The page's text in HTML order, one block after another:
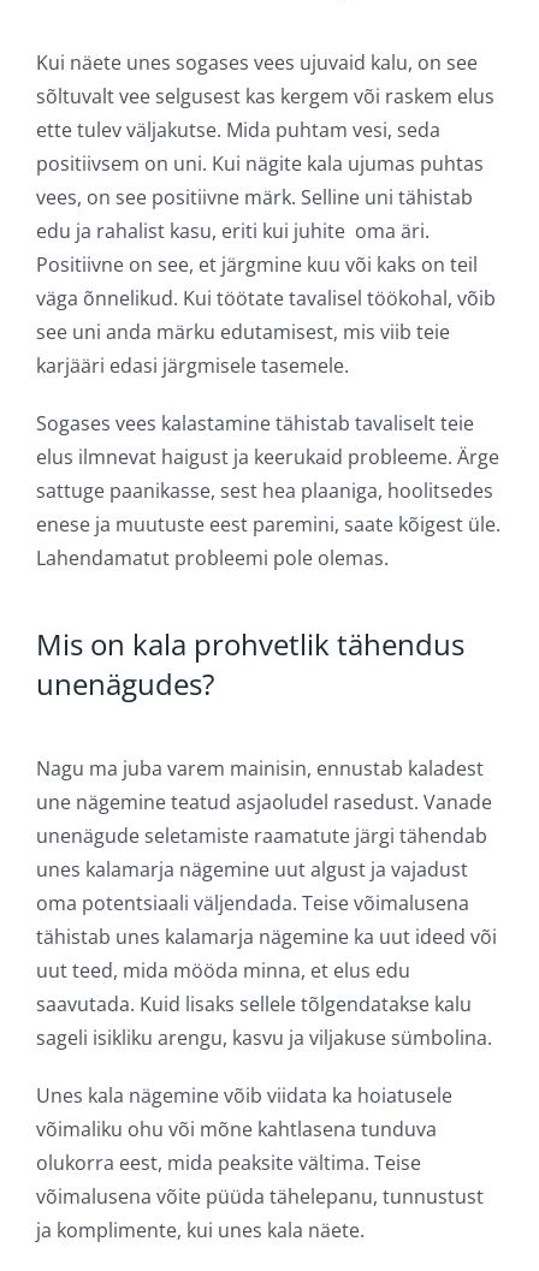
Kui näete unes sogases vees ujuvaid kalu, on see
sõltuvalt vee selgusest kas kergem või raskem elus
ette tulev väljakutse. Mida puhtam vesi, seda
positiivsem on uni. Kui nägite kala ujumas puhtas
vees, on see positiivne märk. Selline uni tähistab
edu ja rahalist kasu, eriti kui juhite oma äri.
Positiivne on see, et järgmine kuu või kaks on teil
väga õnnelikud. Kui töötate tavalisel töökohal, võib
see uni anda märku edutamisest, mis viib teie
karjääri edasi järgmisele tasemele.
Sogases vees kalastamine tähistab tavaliselt teie
elus ilmnevat haigust ja keerukaid probleeme. Ärge
sattuge paanikasse, sest hea plaaniga, hoolitsedes
enese ja muutuste eest paremini, saate kõigest üle.
Lahendamatut probleemi pole olemas.
Mis on kala prohvetlik tähendus
unenägudes?
Nagu ma juba varem mainisin, ennustab kaladest
une nägemine teatud asjaoludel rasedust. Vanade
unenägude seletamiste raamatute järgi tähendab
unes kalamarja nägemine uut algust ja vajadust
oma potentsiaali väljendada. Teise võimalusena
tähistab unes kalamarja nägemine ka uut ideed või
uut teed, mida mööda minna, et elus edu
saavutada. Kuid lisaks sellele tõlgendatakse kalu
sageli isikliku arengu, kasvu ja viljakuse sümbolina.
Unes kala nägemine võib viidata ka hoiatusele
võimaliku ohu või mõne kahtlasena tunduva
olukorra eest, mida peaksite vältima. Teise
võimalusena võite püüda tähelepanu, tunnustust
ja komplimente, kui unes kala näete.